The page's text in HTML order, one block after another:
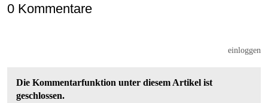
0 Kommentare
Die Kommentarfunktion unter diesem Artikel ist
geschlossen.
einloggen